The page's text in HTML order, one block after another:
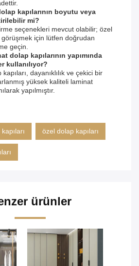
kapılarının boyutu veya
mi?
seçenekleri mevcut olabilir; özel
için lütfen doğrudan
geçin.
dolap kapılarının yapımında
kullanılıyor?
dayanıklılık ve çekici bir
yüksek kaliteli laminat
yapılmıştır.
özel dolap kapıları
ürünler